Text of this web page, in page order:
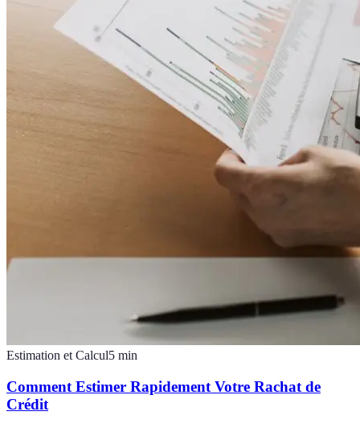
Estimation et Calcul5 min
Comment Estimer Rapidement Votre Rachat de
Crédit